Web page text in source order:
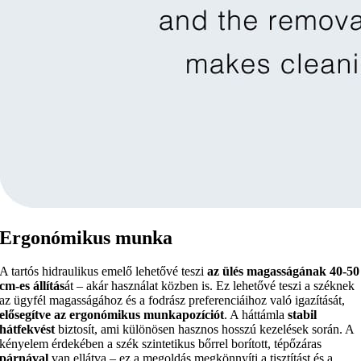
Ergonómikus munka
A tartós hidraulikus emelő lehetővé tesziaz ülés magasságának 40-50
cm-es állítását – akár használat közben is. Ez lehetővé teszi a széknek
az ügyfél magasságához és a fodrász preferenciáihoz való igazítását,
elősegítve az ergonómikus munkapozíciót. A háttámlastabil
hátfekvéstbiztosít, ami különösen hasznos hosszú kezelések során. A
kényelem érdekében a szék szintetikus bőrrel borított, tépőzáras